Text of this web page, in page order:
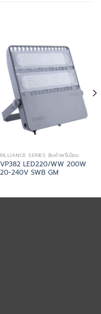
SERIES สินค้าพรีเมี่ยม
LED220/WW 200W
240V SWB GM